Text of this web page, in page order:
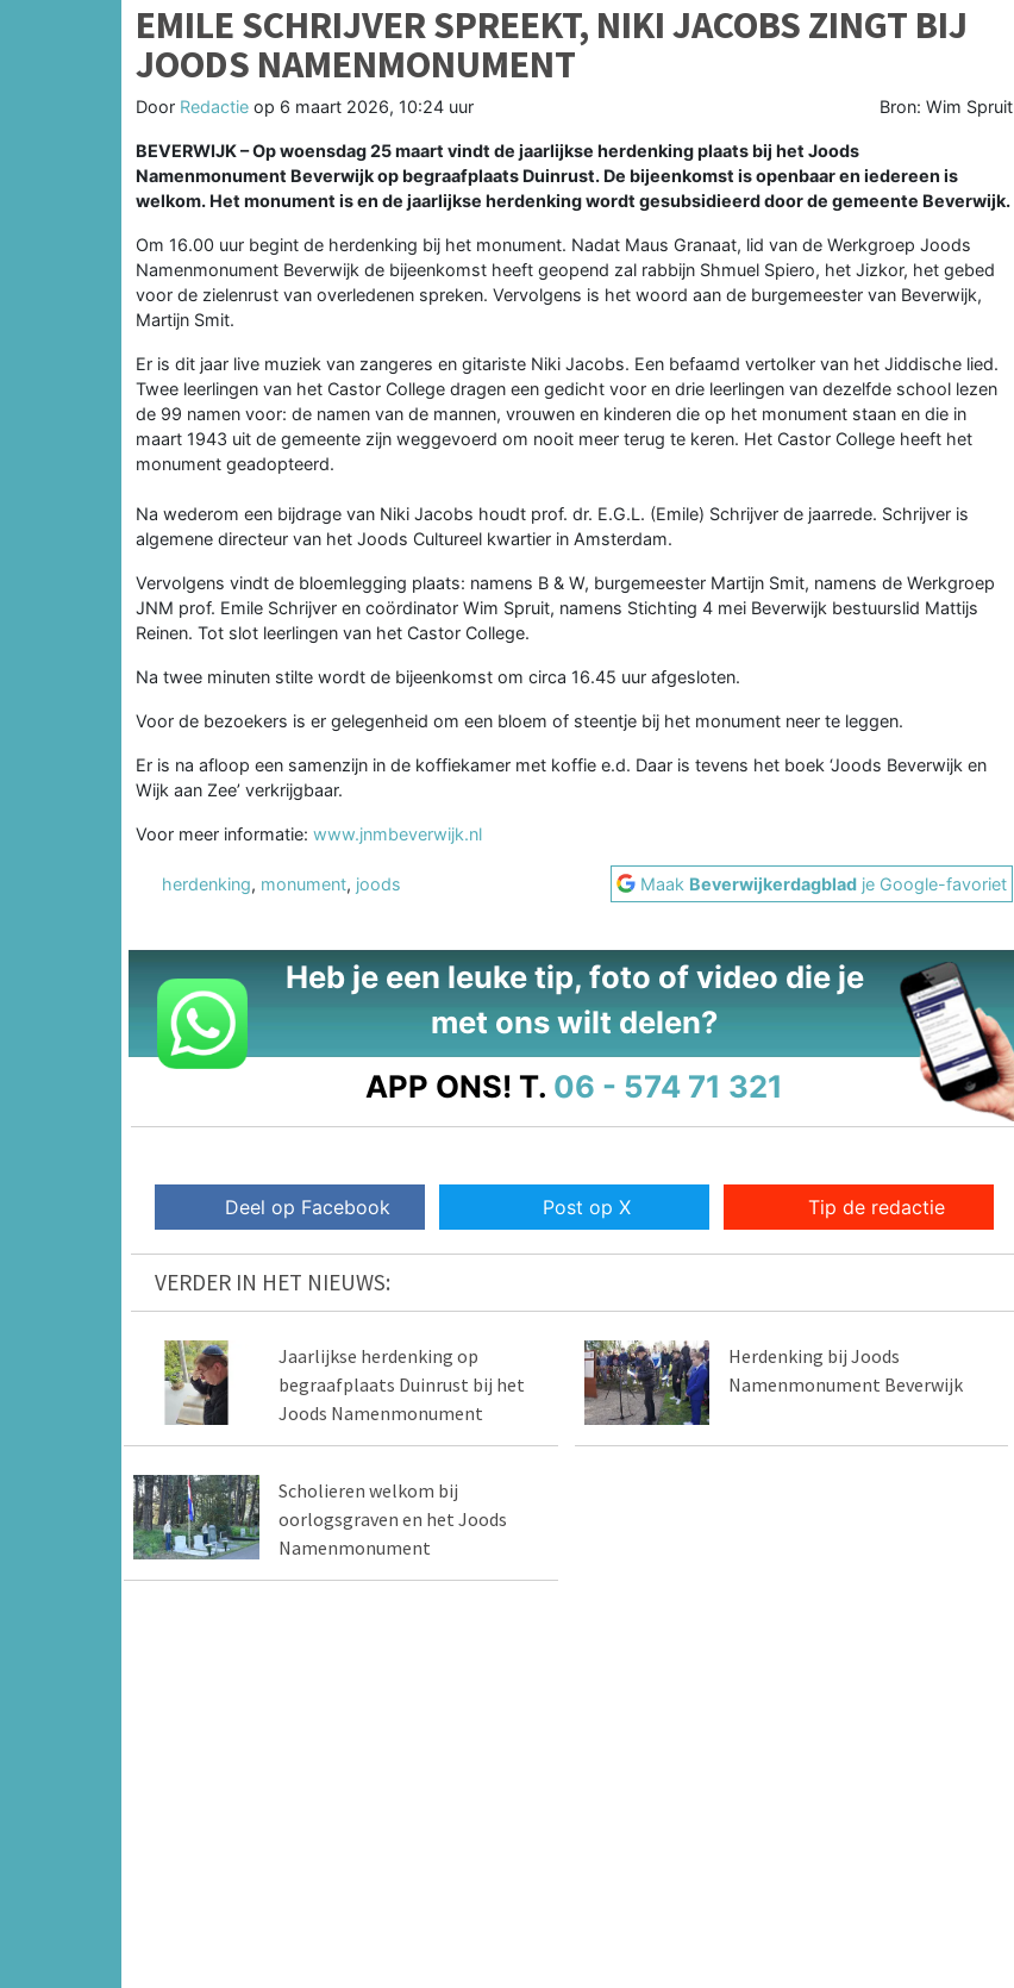
EMILE SCHRIJVER SPREEKT, NIKI JACOBS ZINGT BIJ
JOODS NAMENMONUMENT
Door Redactie op 6 maart 2026, 10:24 uur Bron: Wim Spruit
BEVERWIJK – Op woensdag 25 maart vindt de jaarlijkse herdenking plaats bij het Joods
Namenmonument Beverwijk op begraafplaats Duinrust. De bijeenkomst is openbaar en iedereen is
welkom. Het monument is en de jaarlijkse herdenking wordt gesubsidieerd door de gemeente Beverwijk.
Om 16.00 uur begint de herdenking bij het monument. Nadat Maus Granaat, lid van de Werkgroep Joods
Namenmonument Beverwijk de bijeenkomst heeft geopend zal rabbijn Shmuel Spiero, het Jizkor, het gebed
voor de zielenrust van overledenen spreken. Vervolgens is het woord aan de burgemeester van Beverwijk,
Martijn Smit.
Er is dit jaar live muziek van zangeres en gitariste Niki Jacobs. Een befaamd vertolker van het Jiddische lied.
Twee leerlingen van het Castor College dragen een gedicht voor en drie leerlingen van dezelfde school lezen
de 99 namen voor: de namen van de mannen, vrouwen en kinderen die op het monument staan en die in
maart 1943 uit de gemeente zijn weggevoerd om nooit meer terug te keren. Het Castor College heeft het
monument geadopteerd.
Na wederom een bijdrage van Niki Jacobs houdt prof. dr. E.G.L. (Emile) Schrijver de jaarrede. Schrijver is
algemene directeur van het Joods Cultureel kwartier in Amsterdam.
Vervolgens vindt de bloemlegging plaats: namens B & W, burgemeester Martijn Smit, namens de Werkgroep
JNM prof. Emile Schrijver en coördinator Wim Spruit, namens Stichting 4 mei Beverwijk bestuurslid Mattijs
Reinen. Tot slot leerlingen van het Castor College.
Na twee minuten stilte wordt de bijeenkomst om circa 16.45 uur afgesloten.
Voor de bezoekers is er gelegenheid om een bloem of steentje bij het monument neer te leggen.
Er is na afloop een samenzijn in de koffiekamer met koffie e.d. Daar is tevens het boek ‘Joods Beverwijk en
Wijk aan Zee’ verkrijgbaar.
Voor meer informatie: www.jnmbeverwijk.nl
herdenking, monument, joods Maak Beverwijkerdagblad je Google-favoriet
Heb je een leuke tip, foto of video die je
met ons wilt delen?
APP ONS! T. 06 - 574 71 321
Deel op Facebook Post op X Tip de redactie
VERDER IN HET NIEUWS:
Jaarlijkse herdenking op
begraafplaats Duinrust bij het
Joods Namenmonument
Herdenking bij Joods
Namenmonument Beverwijk
Scholieren welkom bij
oorlogsgraven en het Joods
Namenmonument